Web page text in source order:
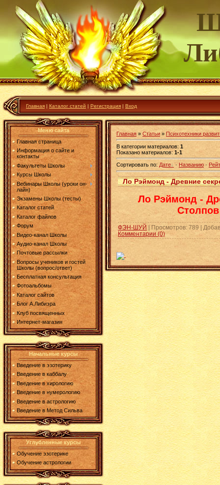
Главная | Каталог статей | Регистрация | Вход
Меню сайта
Главная страница
Информация о сайте и
контакты
Факультеты Школы
Курсы Школы
Вебинары Школы (уроки он-
лайн)
Экзамены Школы (тесты)
Каталог статей
Каталог файлов
Форум
Видео-канал Школы
Аудио-канал Школы
Почтовые рассылки
Вопросы учеников и гостей
Школы (вопрос/ответ)
Бесплатная консультация
Фотоальбомы
Каталог сайтов
Блог А.Либиэра
Клуб посвященных
Интернет-магазин
Начальные курсы
Введение в эзотерику
Введение в каббалу
Введение в хирологию
Введение в нумерологию
Введение в астрологию
Введение в Метод Сильва
Углубленные курсы
Обучение эзотерике
Обучение астрологии
Главная » Статьи » Психотехники
В категории материалов: 1
Показано материалов: 1-1
Сортировать по: Дате · Названию ·
Ло Рэймонд - Древние
Ло Рэймонд -
ФЭН-ШУЙ
| Просмотров: 789 |
Комментарии (0)